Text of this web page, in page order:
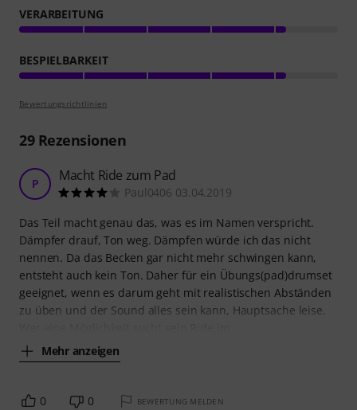
VERARBEITUNG
BESPIELBARKEIT
Bewertungsrichtlinien
29Rezensionen
P Macht Ride zum Pad
Paul0406 03.04.2019
Das Teil macht genau das, was es im Namen verspricht.
Dämpfer drauf, Ton weg. Dämpfen würde ich das nicht
nennen. Da das Becken gar nicht mehr schwingen kann,
entsteht auch kein Ton. Daher für ein Übungs(pad)drumset
geeignet, wenn es darum geht mit realistischen Abständen
zu üben und der Sound alles sein kann, Hauptsache leise.
Mehr anzeigen
0 0 BEWERTUNG MELDEN